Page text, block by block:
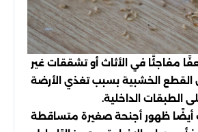
مفاجئًا في الأثاث أو تشققات غير
الخشبية بسبب تغذي الأرضة
الطبقات الداخلية.
أيضًا ظهور أجنحة صغيرة متساقطة